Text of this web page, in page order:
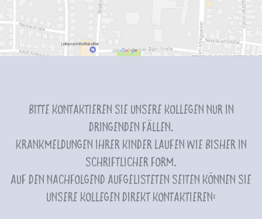
Bitte kontaktieren Sie unsere Kollegen nur in
dringenden Fällen.
Krankmeldungen Ihrer Kinder laufen wie bisher in
schriftlicher Form.
Auf den nachfolgend aufgelisteten Seiten können Sie
unsere Kollegen direkt kontaktieren: